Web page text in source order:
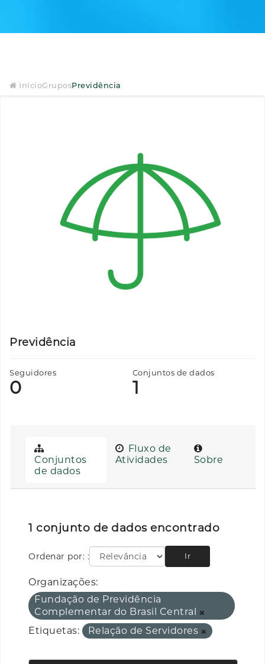
InícioGruposPrevidência
Previdência
Seguidores
0
Conjuntos de dados
1
Conjuntos
de dados
Fluxo de
Atividades
Sobre
1 conjunto de dados encontrado
Ordenar por: Ir
Organizações:
Fundação de Previdência
Complementar do Brasil Central
Etiquetas:
Relação de Servidores